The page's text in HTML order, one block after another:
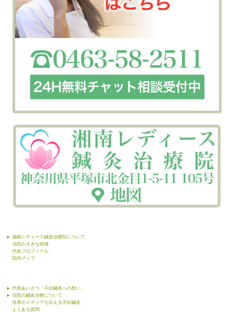
湘南レディース鍼灸治療院について
当院の大きな特徴
代表プロフィール
院内マップ
代表あいさつ「不妊鍼灸への想い」
当院の鍼灸治療について
世界のメディアも伝える不妊鍼灸
よくある質問